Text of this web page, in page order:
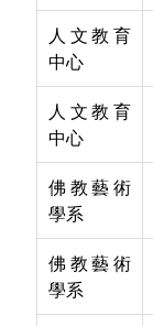
人文教育
中心
人文教育
中心
佛教藝術
學系
佛教藝術
學系